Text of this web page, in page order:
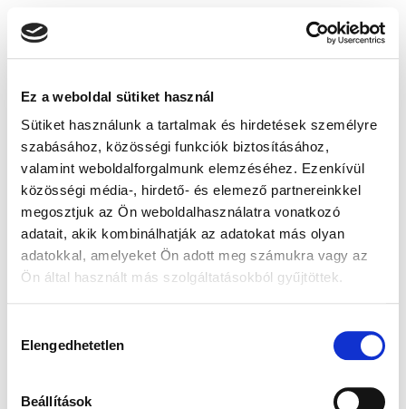
Ez a weboldal sütiket használ
Sütiket használunk a tartalmak és hirdetések személyre
szabásához, közösségi funkciók biztosításához,
valamint weboldalforgalmunk elemzéséhez. Ezenkívül
közösségi média-, hirdető- és elemező partnereinkkel
megosztjuk az Ön weboldalhasználatra vonatkozó
adatait, akik kombinálhatják az adatokat más olyan
adatokkal, amelyeket Ön adott meg számukra vagy az
Ön által használt más szolgáltatásokból gyűjtöttek.
kiválasztása
Elengedhetetlen
Beállítások